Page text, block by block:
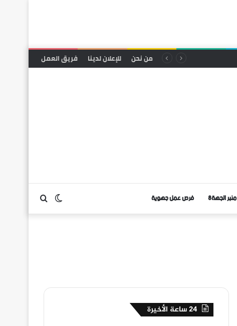
من نحن للإعلان لدينا فريق العمل
منبر الجهة8 فرص عمل جهوية
24 ساعة الأخيرة